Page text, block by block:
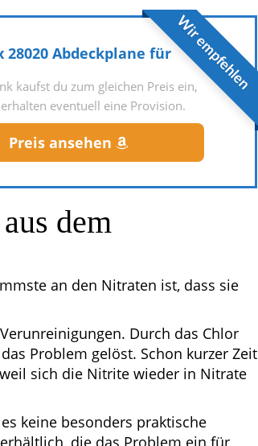
Wir empfehlen
28020 Abdeckplane für
kaufst du zum gleichen Preis ein,
eventuell eine Provision.
Preis ansehen
dem
an den Nitraten ist, dass sie
Durch das Chlor
Problem gelöst. Schon kurzer Zeit
sich die Nitrite wieder in Nitrate
keine besonders praktische